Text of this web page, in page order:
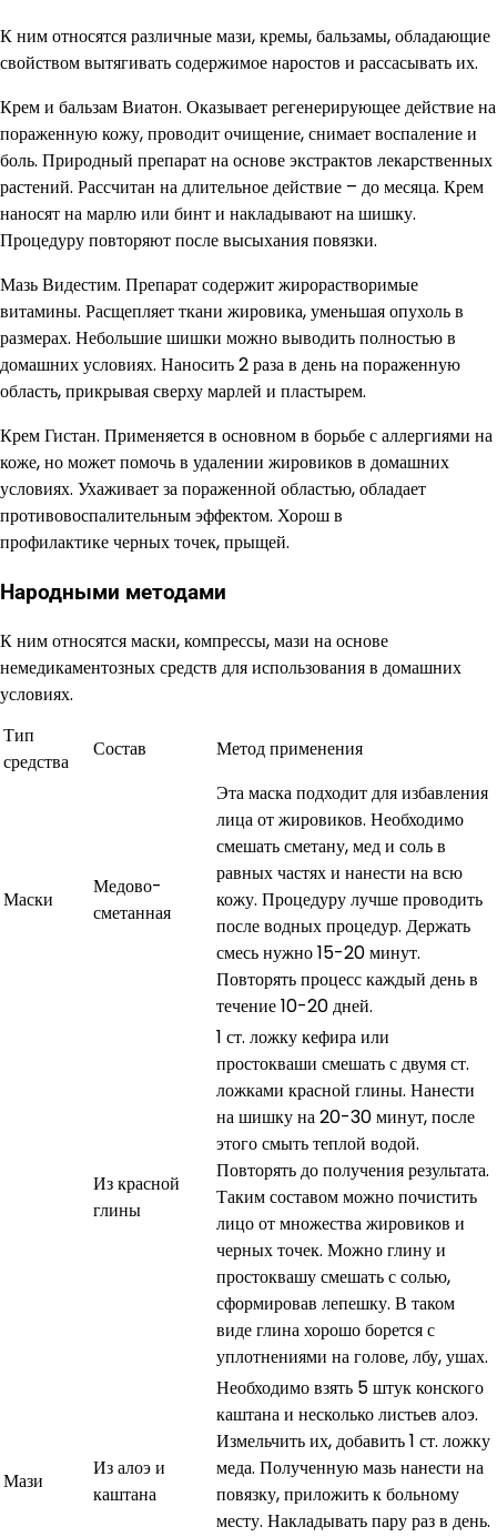
К ним относятся различные мази, кремы, бальзамы, обладающие
свойством вытягивать содержимое наростов и рассасывать их.
Крем и бальзам Виатон. Оказывает регенерирующее действие на
пораженную кожу, проводит очищение, снимает воспаление и
боль. Природный препарат на основе экстрактов лекарственных
растений. Рассчитан на длительное действие – до месяца. Крем
наносят на марлю или бинт и накладывают на шишку.
Процедуру повторяют после высыхания повязки.
Мазь Видестим. Препарат содержит жирорастворимые
витамины. Расщепляет ткани жировика, уменьшая опухоль в
размерах. Небольшие шишки можно выводить полностью в
домашних условиях. Наносить 2 раза в день на пораженную
область, прикрывая сверху марлей и пластырем.
Крем Гистан. Применяется в основном в борьбе с аллергиями на
коже, но может помочь в удалении жировиков в домашних
условиях. Ухаживает за пораженной областью, обладает
противовоспалительным эффектом. Хорош в
профилактике черных точек, прыщей.
Народными методами
К ним относятся маски, компрессы, мази на основе
немедикаментозных средств для использования в домашних
условиях.
Тип
средства
Состав Метод применения
Маски
Медово-
сметанная
Эта маска подходит для избавления
лица от жировиков. Необходимо
смешать сметану, мед и соль в
равных частях и нанести на всю
кожу. Процедуру лучше проводить
после водных процедур. Держать
смесь нужно 15-20 минут.
Повторять процесс каждый день в
течение 10-20 дней.
Из красной
глины
1 ст. ложку кефира или
простокваши смешать с двумя ст.
ложками красной глины. Нанести
на шишку на 20-30 минут, после
этого смыть теплой водой.
Повторять до получения результата.
Таким составом можно почистить
лицо от множества жировиков и
черных точек. Можно глину и
простоквашу смешать с солью,
сформировав лепешку. В таком
виде глина хорошо борется с
уплотнениями на голове, лбу, ушах.
Мази
Из алоэ и
каштана
Необходимо взять 5 штук конского
каштана и несколько листьев алоэ.
Измельчить их, добавить 1 ст. ложку
меда. Полученную мазь нанести на
повязку, приложить к больному
месту. Накладывать пару раз в день.